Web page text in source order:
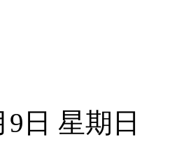
9日 星期日